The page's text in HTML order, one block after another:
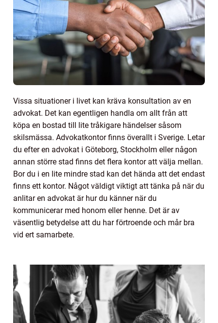
Vissa situationer i livet kan kräva konsultation av en
advokat. Det kan egentligen handla om allt från att
köpa en bostad till lite tråkigare händelser såsom
skilsmässa. Advokatkontor finns överallt i Sverige. Letar
du efter en advokat i Göteborg, Stockholm eller någon
annan större stad finns det flera kontor att välja mellan.
Bor du i en lite mindre stad kan det hända att det endast
finns ett kontor. Något väldigt viktigt att tänka på när du
anlitar en advokat är hur du känner när du
kommunicerar med honom eller henne. Det är av
väsentlig betydelse att du har förtroende och mår bra
vid ert samarbete.